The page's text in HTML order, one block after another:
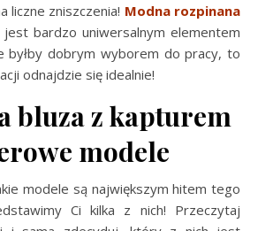
liczne zniszczenia! Modna rozpinana
jest bardzo uniwersalnym elementem
byłby dobrym wyborem do pracy, to
odnajdzie się idealnie!
bluza z kapturem
modele
modele są największym hitem tego
Ci kilka z nich! Przeczytaj